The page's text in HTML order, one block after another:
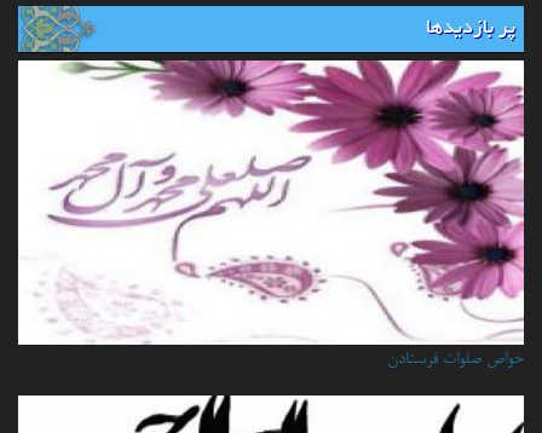
پر بازدیدها
خواص صلوات فرستادن